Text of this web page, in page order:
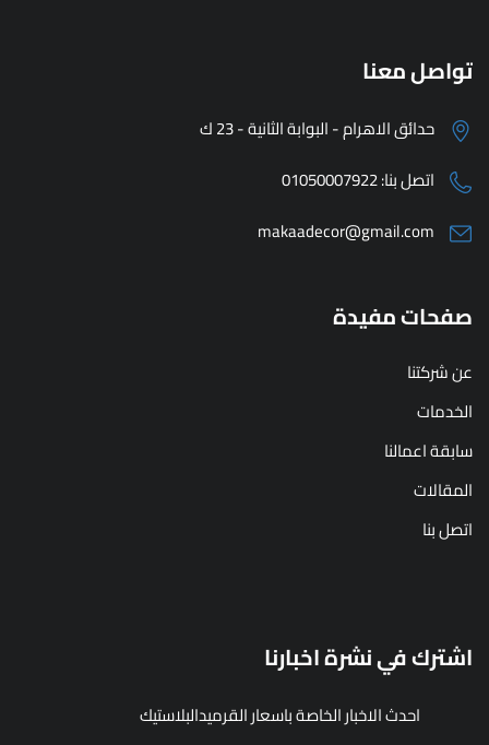
تواصل معنا
حدائق الاهرام - البوابة الثانية - 23 ك
اتصل بنا:01050007922
makaadecor@gmail.com
صفحات مفيدة
عن شركتنا
الخدمات
سابقة اعمالنا
المقالات
اتصل بنا
اشترك في نشرة اخبارنا
احدث الاخبار الخاصة باسعار القرميدالبلاستيك